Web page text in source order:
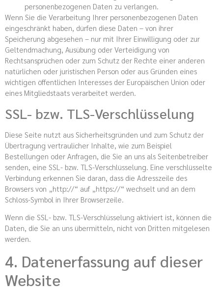
personenbezogenen Daten zu verlangen.
Wenn Sie die Verarbeitung Ihrer personenbezogenen Daten
eingeschränkt haben, dürfen diese Daten – von ihrer
Speicherung abgesehen – nur mit Ihrer Einwilligung oder zur
Geltendmachung, Ausübung oder Verteidigung von
Rechtsansprüchen oder zum Schutz der Rechte einer anderen
natürlichen oder juristischen Person oder aus Gründen eines
wichtigen öffentlichen Interesses der Europäischen Union oder
eines Mitgliedstaats verarbeitet werden.
SSL- bzw. TLS-Verschlüsselung
Diese Seite nutzt aus Sicherheitsgründen und zum Schutz der
Übertragung vertraulicher Inhalte, wie zum Beispiel
Bestellungen oder Anfragen, die Sie an uns als Seitenbetreiber
senden, eine SSL- bzw. TLS-Verschlüsselung. Eine verschlüsselte
Verbindung erkennen Sie daran, dass die Adresszeile des
Browsers von „http://“ auf „https://“ wechselt und an dem
Schloss-Symbol in Ihrer Browserzeile.
Wenn die SSL- bzw. TLS-Verschlüsselung aktiviert ist, können die
Daten, die Sie an uns übermitteln, nicht von Dritten mitgelesen
werden.
4. Datenerfassung auf dieser
Website